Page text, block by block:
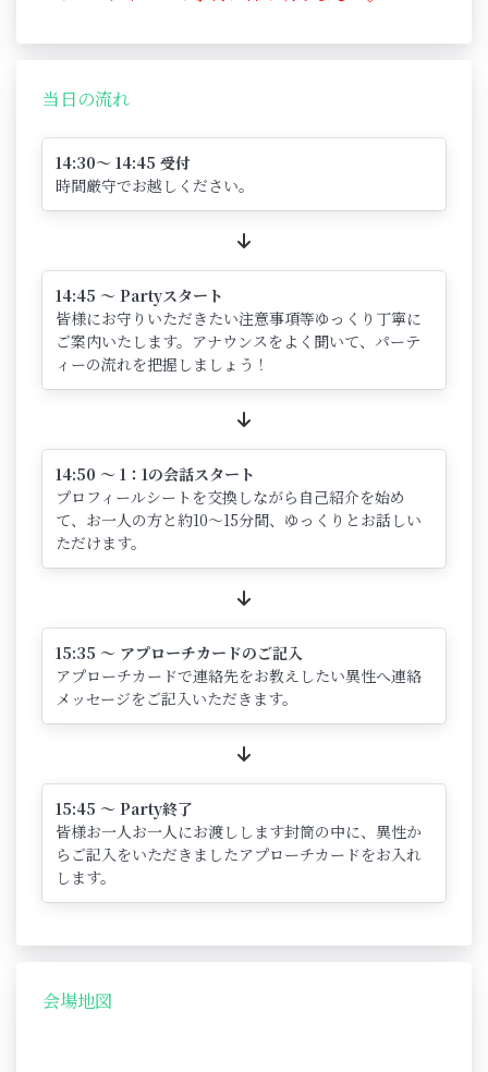
当日の流れ
14:30～ 14:45 受付
時間厳守でお越しください。
14:45 ～ Partyスタート
皆様にお守りいただきたい注意事項等ゆっくり丁寧に
ご案内いたします。アナウンスをよく聞いて、パーテ
ィーの流れを把握しましょう！
14:50 ～ 1：1の会話スタート
プロフィールシートを交換しながら自己紹介を始め
て、お一人の方と約10～15分間、ゆっくりとお話しい
ただけます。
15:35 ～ アプローチカードのご記入
アプローチカードで連絡先をお教えしたい異性へ連絡
メッセージをご記入いただきます。
15:45 ～ Party終了
皆様お一人お一人にお渡しします封筒の中に、異性か
らご記入をいただきましたアプローチカードをお入れ
します。
会場地図